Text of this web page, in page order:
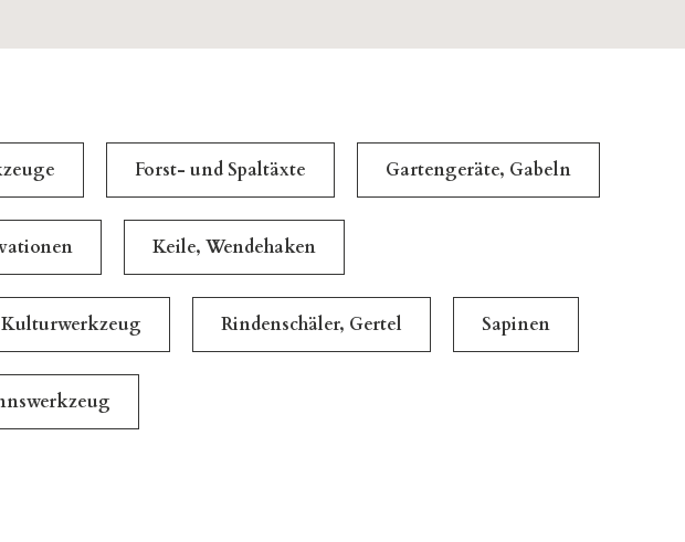
Forst- und Spaltäxte Gartengeräte, Gabeln
Keile, Wendehaken
Kulturwerkzeug Rindenschäler, Gertel Sapinen